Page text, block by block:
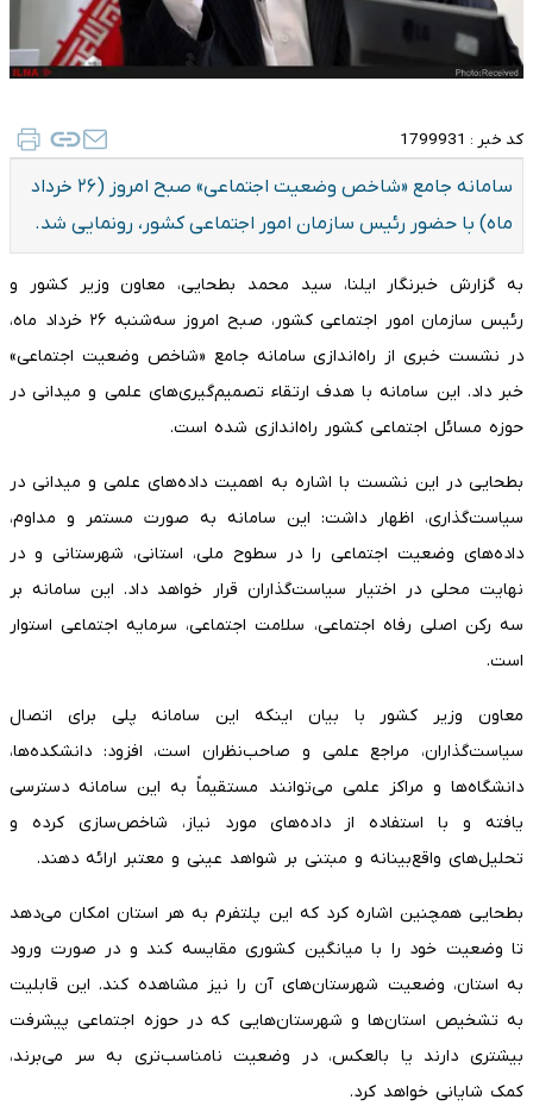
کد خبر : 1799931
سامانه جامع «شاخص وضعیت اجتماعی» صبح امروز (۲۶ خرداد
ماه) با حضور رئیس سازمان امور اجتماعی کشور، رونمایی شد.
به گزارش خبرنگار ایلنا، سید محمد بطحایی، معاون وزیر کشور و
رئیس سازمان امور اجتماعی کشور، صبح امروز سه‌شنبه ۲۶ خرداد ماه،
در نشست خبری از راه‌اندازی سامانه جامع «شاخص وضعیت اجتماعی»
خبر داد. این سامانه با هدف ارتقاء تصمیم‌گیری‌های علمی و میدانی در
حوزه مسائل اجتماعی کشور راه‌اندازی شده است.
بطحایی در این نشست با اشاره به اهمیت داده‌های علمی و میدانی در
سیاست‌گذاری، اظهار داشت: این سامانه به صورت مستمر و مداوم،
داده‌های وضعیت اجتماعی را در سطوح ملی، استانی، شهرستانی و در
نهایت محلی در اختیار سیاست‌گذاران قرار خواهد داد. این سامانه بر
سه رکن اصلی رفاه اجتماعی، سلامت اجتماعی، سرمایه اجتماعی استوار
است.
معاون وزیر کشور با بیان اینکه این سامانه پلی برای اتصال
سیاست‌گذاران، مراجع علمی و صاحب‌نظران است، افزود: دانشکده‌ها،
دانشگاه‌ها و مراکز علمی می‌توانند مستقیماً به این سامانه دسترسی
یافته و با استفاده از داده‌های مورد نیاز، شاخص‌سازی کرده و
تحلیل‌های واقع‌بینانه و مبتنی بر شواهد عینی و معتبر ارائه دهند.
بطحایی همچنین اشاره کرد که این پلتفرم به هر استان امکان می‌دهد
تا وضعیت خود را با میانگین کشوری مقایسه کند و در صورت ورود
به استان، وضعیت شهرستان‌های آن را نیز مشاهده کند. این قابلیت
به تشخیص استان‌ها و شهرستان‌هایی که در حوزه اجتماعی پیشرفت
بیشتری دارند یا بالعکس، در وضعیت نامناسب‌تری به سر می‌برند،
کمک شایانی خواهد کرد.